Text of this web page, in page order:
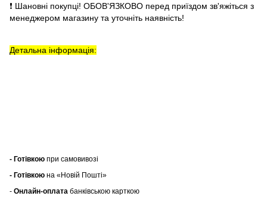
❗ Шановні покупці! ОБОВ'ЯЗКОВО перед приїздом зв'яжіться з
менеджером магазину та уточніть наявність!
Детальна інформація:
- Готівкою при самовивозі
- Готівкою на «Новій Пошті»
- Онлайн-оплата банківською карткою